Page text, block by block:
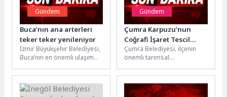
Gündem
Buca’nın ana arterleri
teker teker yenileniyor
İzmir Büyükşehir Belediyesi,
Buca’nın en önemli ulaşım
Şeboy Caddesi’ni baştan
sona yeniledi. Yol...
Gündem
Çumra Karpuzu’nun
Coğrafi İşaret Tescil
Süreci Başlıyor
Çumra Belediyesi, ilçenin
önemli tarımsal
Çumra Karpuzu'nun coğrafi
işaretle tescillenmesi
amacıyla önemli...